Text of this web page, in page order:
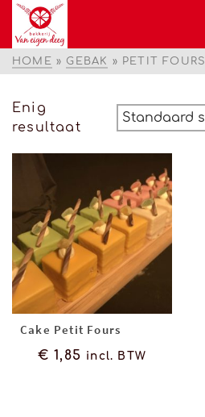
HOME » GEBAK » PETIT FOURS
Enig
resultaat
Cake Petit Fours
€ 1,85 incl. BTW